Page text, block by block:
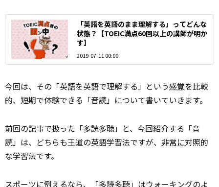
「英語を英語のまま理解する」ってどんな
状態？【TOEIC満点60回以上の講師が明か
す】
2019-07-11 00:00
今回は、その「英語を英語で理解する」という感覚を比較
的、短期で体験できる「音読」について書いていきます。
前回の記事で扱った「多読多聴」と、今回紹介する「音
読」は、どちらも王道の英語学習法ですが、 非常に対照的
な学習法です。
スポーツに例えるなら、「多読多聴」はウォーキングのよ